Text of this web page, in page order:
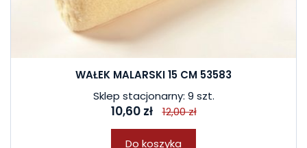
WAŁEK MALARSKI 15 CM 53583
Sklep stacjonarny: 9 szt.
10,60 zł 12,00 zł
Do koszyka